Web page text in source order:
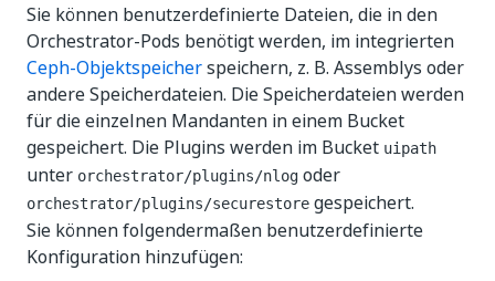
Sie können benutzerdefinierte Dateien, die in den
Orchestrator-Pods benötigt werden, im integrierten
Ceph-Objektspeicherspeichern, z. B. Assemblys oder
andere Speicherdateien. Die Speicherdateien werden
für die einzelnen Mandanten in einem Bucket
gespeichert. Die Plugins werden im Bucket uipath
unter orchestrator/plugins/nlog oder
orchestrator/plugins/securestore gespeichert.
Sie können folgendermaßen benutzerdefinierte
Konfiguration hinzufügen: